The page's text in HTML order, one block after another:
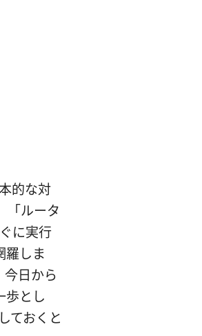
的な対
「ルータ
に実行
羅しま
今日から
歩とし
ておくと